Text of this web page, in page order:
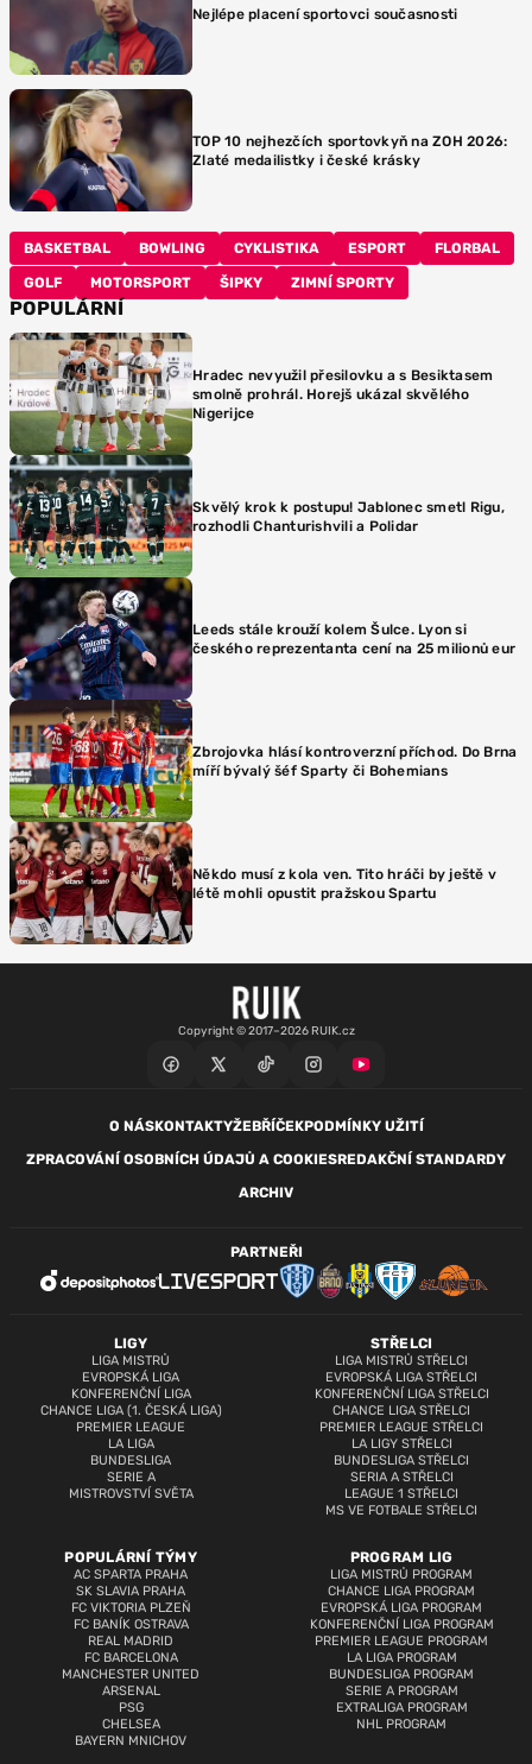
Nejlépe placení sportovci současnosti
TOP 10 nejhezčích sportovkyň na ZOH 2026:
Zlaté medailistky i české krásky
BASKETBAL BOWLING CYKLISTIKA ESPORT FLORBAL
GOLF MOTORSPORT ŠIPKY ZIMNÍ SPORTY
POPULÁRNÍ
Hradec nevyužil přesilovku a s Besiktasem
smolně prohrál. Horejš ukázal skvělého
Nigerijce
Skvělý krok k postupu! Jablonec smetl Rigu,
rozhodli Chanturishvili a Polidar
Leeds stále krouží kolem Šulce. Lyon si
českého reprezentanta cení na 25 milionů eur
Zbrojovka hlásí kontroverzní příchod. Do Brna
míří bývalý šéf Sparty či Bohemians
Někdo musí z kola ven. Tito hráči by ještě v
létě mohli opustit pražskou Spartu
Copyright © 2017–2026 RUIK.cz
O NÁSKONTAKTYŽEBŘÍČEKPODMÍNKY UŽITÍ
ZPRACOVÁNÍ OSOBNÍCH ÚDAJŮ A COOKIESREDAKČNÍ STANDARDY
ARCHIV
LIGY
LIGA MISTRŮ
EVROPSKÁ LIGA
KONFERENČNÍ LIGA
CHANCE LIGA (1. ČESKÁ LIGA)
PREMIER LEAGUE
LA LIGA
BUNDESLIGA
SERIE A
MISTROVSTVÍ SVĚTA
STŘELCI
LIGA MISTRŮ STŘELCI
EVROPSKÁ LIGA STŘELCI
KONFERENČNÍ LIGA STŘELCI
CHANCE LIGA STŘELCI
PREMIER LEAGUE STŘELCI
LA LIGY STŘELCI
BUNDESLIGA STŘELCI
SERIA A STŘELCI
LEAGUE 1 STŘELCI
MS VE FOTBALE STŘELCI
POPULÁRNÍ TÝMY
AC SPARTA PRAHA
SK SLAVIA PRAHA
FC VIKTORIA PLZEŇ
FC BANÍK OSTRAVA
REAL MADRID
FC BARCELONA
MANCHESTER UNITED
ARSENAL
PSG
CHELSEA
BAYERN MNICHOV
PROGRAM LIG
LIGA MISTRŮ PROGRAM
CHANCE LIGA PROGRAM
EVROPSKÁ LIGA PROGRAM
KONFERENČNÍ LIGA PROGRAM
PREMIER LEAGUE PROGRAM
LA LIGA PROGRAM
BUNDESLIGA PROGRAM
SERIE A PROGRAM
EXTRALIGA PROGRAM
NHL PROGRAM
PARTNEŘI